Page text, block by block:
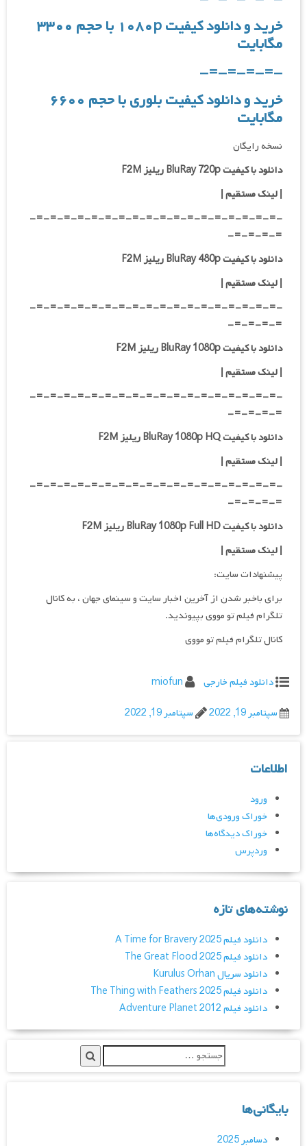
خرید و دانلود کیفیت ۱۰۸۰p با حجم ۳۳۰۰
مگابایت
-=-=-=-=-
خرید و دانلود کیفیت بلوری با حجم ۶۶۰۰
مگابایت
نسخه رایگان
دانلود با کیفیت BluRay 720p ریلیز F2M
| لینک مستقیم|
-=-=-=-=-=-=-=-=-=-=-=-=-=-=-=-=-=-=-
=-=-=-=-
دانلود با کیفیت BluRay 480p ریلیز F2M
| لینک مستقیم|
-=-=-=-=-=-=-=-=-=-=-=-=-=-=-=-=-=-=-
=-=-=-=-
دانلود با کیفیت BluRay 1080p ریلیز F2M
|لینک مستقیم|
-=-=-=-=-=-=-=-=-=-=-=-=-=-=-=-=-=-=-
=-=-=-=-
دانلود با کیفیت BluRay 1080p HQ ریلیز F2M
|لینک مستقیم|
-=-=-=-=-=-=-=-=-=-=-=-=-=-=-=-=-=-=-
=-=-=-=-
دانلود با کیفیت BluRay 1080p Full HD ریلیز F2M
|لینک مستقیم|
پیشنهادات سایت:
برای باخبر شدن از آخرین اخبار سایت و سینمای جهان ، به کانال
تلگرام فیلم تو مووی بپیوندید.
کانال تلگرام فیلم تو مووی
دانلود فیلم خارجی
miofun
سپتامبر 19, 2022
سپتامبر 19, 2022
اطلاعات
ورود
خوراک ورودی‌ها
خوراک دیدگاه‌ها
وردپرس
نوشته‌های تازه
دانلود فیلم A Time for Bravery 2025
دانلود فیلم The Great Flood 2025
دانلود سریال Kurulus Orhan
دانلود فیلم The Thing with Feathers 2025
دانلود فیلم Adventure Planet 2012
بایگانی‌ها
دسامبر 2025